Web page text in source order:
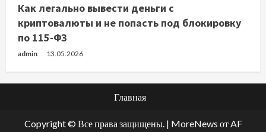
Как легально вывести деньги с
криптовалюты и не попасть под блокировку
по 115-ФЗ
admin 13.05.2026
Главная
Copyright © Все права защищены. | MoreNews от AF